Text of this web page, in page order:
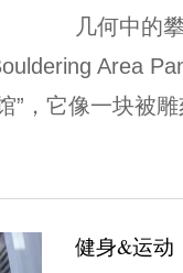
几何中的
Area
”，它像一块被
健身&运动